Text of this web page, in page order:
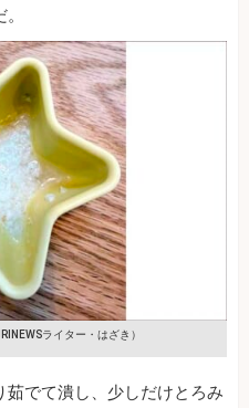
ライター・はざき）
でて潰し、少しだけとろみ